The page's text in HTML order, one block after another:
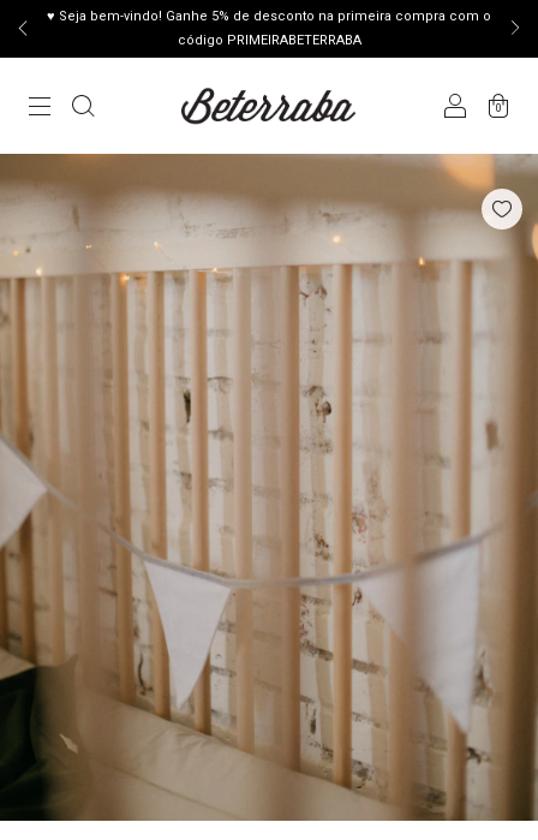
♥ Seja bem-vindo! Ganhe 5% de desconto na primeira compra com o
código PRIMEIRABETERRABA
0